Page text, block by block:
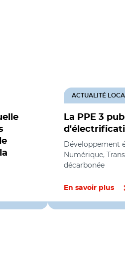
La PPE 3
ACTUALITÉ
Développement
Numérique,
décarbonée
En savoir plus